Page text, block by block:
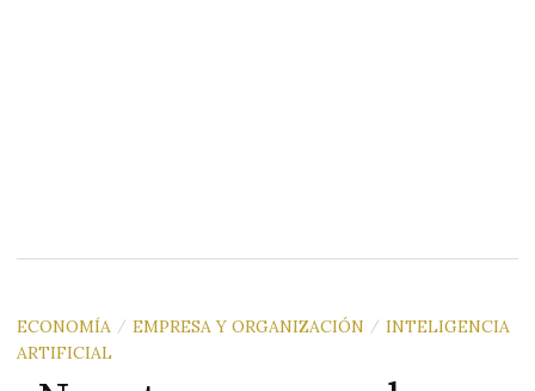
ECONOMÍA / EMPRESA Y ORGANIZACIÓN / INTELIGENCIA
ARTIFICIAL